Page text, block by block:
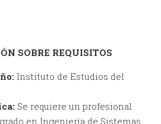
SOBRE REQUISITOS
Instituto de Estudios del
Se requiere un profesional
en Ingeniería de Sistemas,